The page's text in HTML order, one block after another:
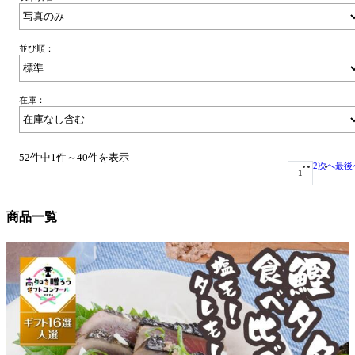
並び順：
在庫：
52件中1件～40件を表示
1
2次へ最後
商品一覧